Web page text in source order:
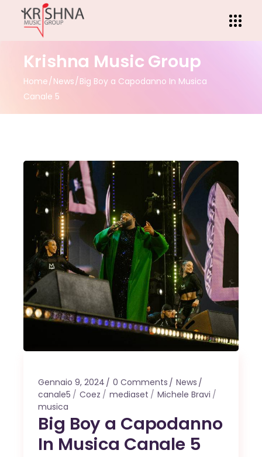
Krishna Music Group
Home News Big Boy a Capodanno In Musica
Canale 5
Gennaio 9, 2024 0 Comments
News
canale5
Coez mediaset
Michele Bravi
musica
Big Boy a Capodanno
In Musica Canale 5